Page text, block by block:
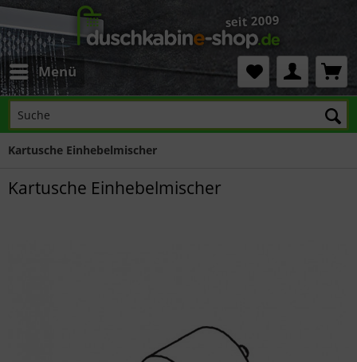
Menü
Kartusche Einhebelmischer
Kartusche Einhebelmischer